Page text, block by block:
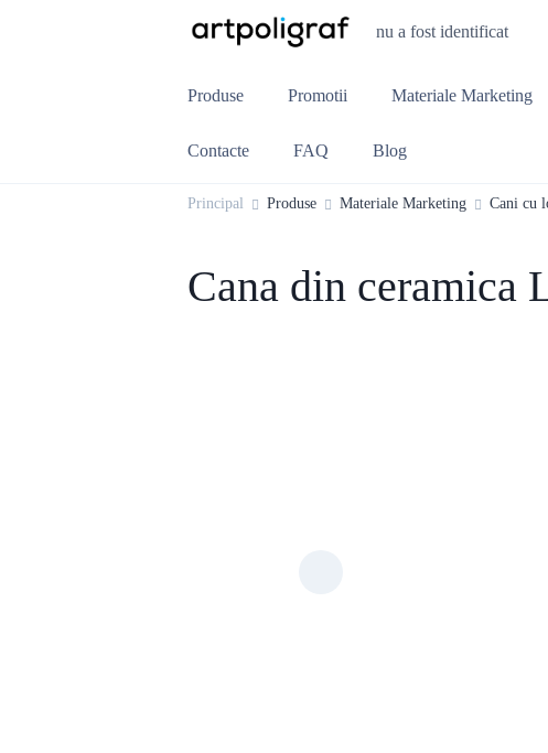
nu a fost identificat
Produse Promotii Materiale Marketing
Contacte FAQ Blog
Principal Produse Materiale Marketing Cani cu
Cana din ceramica